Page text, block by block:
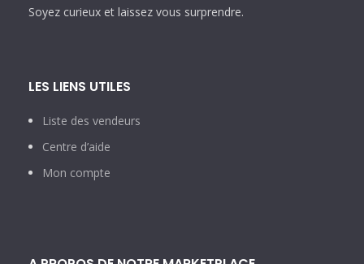
Soyez curieux et laissez vous surprendre.
LES LIENS UTILES
Liste des vendeurs
Centre d’aide
Mon compte